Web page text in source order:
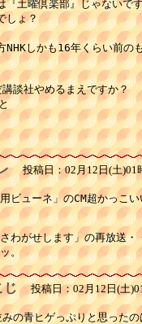
『土曜倶楽部』じゃないで
しょ？
NHKしかも16年くらい前の
談社やめるまえですか？
投稿日：02月12日(土)01
ビューネ」のCM超かっこ
わがせします」の再放送・
じ 投稿日：02月12日(土
の青ヒゲっぷりと思ったの